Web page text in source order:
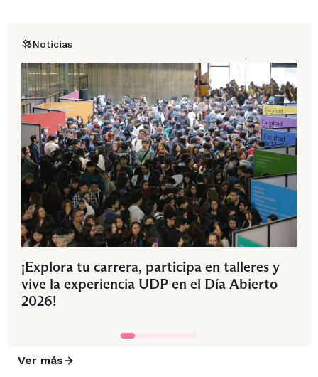
Noticias
¡Explora tu carrera, participa en talleres y
vive la experiencia UDP en el Día Abierto
2026!
Ver más